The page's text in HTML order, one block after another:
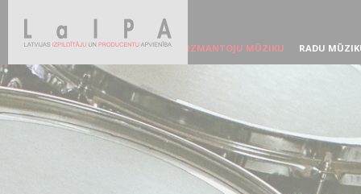
IZMANTOJU MŪZIKU RADU